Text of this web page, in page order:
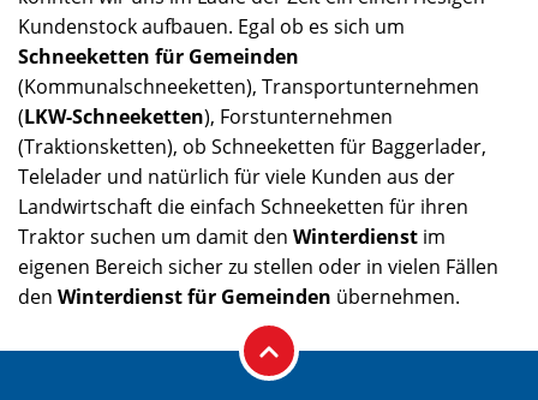
Kundenstock aufbauen. Egal ob es sich um
Schneeketten für Gemeinden
(Kommunalschneeketten), Transportunternehmen
(LKW-Schneeketten), Forstunternehmen
(Traktionsketten), ob Schneeketten für Baggerlader,
Telelader und natürlich für viele Kunden aus der
Landwirtschaft die einfach Schneeketten für ihren
Traktor suchen um damit den Winterdienst im
eigenen Bereich sicher zu stellen oder in vielen Fällen
den Winterdienst für Gemeinden übernehmen.